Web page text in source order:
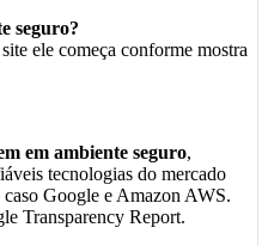
seguro?
ele começa conforme mostra
em ambiente seguro,
tecnologias do mercado
caso Google e Amazon AWS.
Transparency Report.